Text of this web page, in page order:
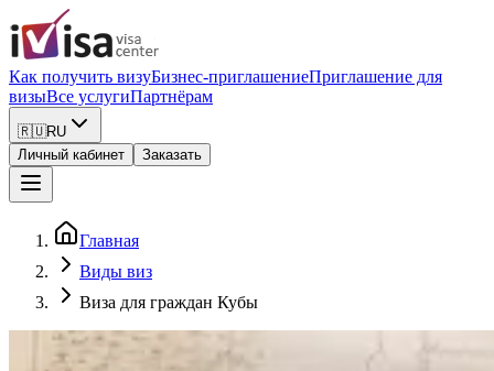
Как получить визуБизнес-приглашениеПриглашение для
визыВсе услугиПартнёрам
🇷🇺RU
Личный кабинет
Заказать
Главная
Виды виз
Виза для граждан Кубы